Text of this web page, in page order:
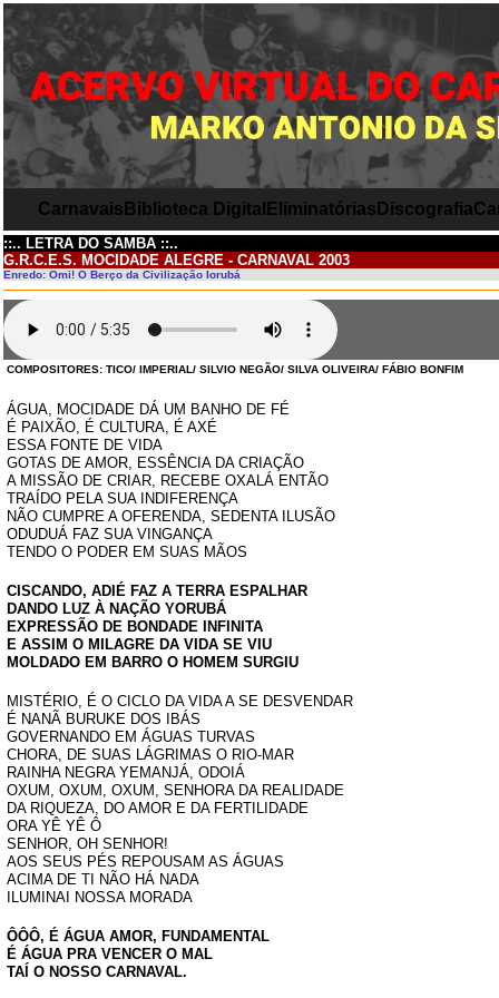
Carnavais Biblioteca Digital Eliminatórias Discografia
::.. LETRA DO SAMBA ::..
G.R.C.E.S. MOCIDADE ALEGRE - CARNAVAL 2003
Enredo: Omi! O Berço da Civilização Iorubá
COMPOSITORES: TICO/ IMPERIAL/ SILVIO NEGÃO/ SILVA OLIVEIRA/ FÁBIO BONFIM
ÁGUA, MOCIDADE DÁ UM BANHO DE FÉ
É PAIXÃO, É CULTURA, É AXÉ
ESSA FONTE DE VIDA
GOTAS DE AMOR, ESSÊNCIA DA CRIAÇÃO
A MISSÃO DE CRIAR, RECEBE OXALÁ ENTÃO
TRAÍDO PELA SUA INDIFERENÇA
NÃO CUMPRE A OFERENDA, SEDENTA ILUSÃO
ODUDUÁ FAZ SUA VINGANÇA
TENDO O PODER EM SUAS MÃOS
CISCANDO, ADIÉ FAZ A TERRA ESPALHAR
DANDO LUZ À NAÇÃO YORUBÁ
EXPRESSÃO DE BONDADE INFINITA
E ASSIM O MILAGRE DA VIDA SE VIU
MOLDADO EM BARRO O HOMEM SURGIU
MISTÉRIO, É O CICLO DA VIDA A SE DESVENDAR
É NANÃ BURUKE DOS IBÁS
GOVERNANDO EM ÁGUAS TURVAS
CHORA, DE SUAS LÁGRIMAS O RIO-MAR
RAINHA NEGRA YEMANJÁ, ODOIÁ
OXUM, OXUM, OXUM, SENHORA DA REALIDADE
DA RIQUEZA, DO AMOR E DA FERTILIDADE
ORA YÊ YÊ Ô
SENHOR, OH SENHOR!
AOS SEUS PÉS REPOUSAM AS ÁGUAS
ACIMA DE TI NÃO HÁ NADA
ILUMINAI NOSSA MORADA
ÔÔÔ, É ÁGUA AMOR, FUNDAMENTAL
É ÁGUA PRA VENCER O MAL
TAÍ O NOSSO CARNAVAL.